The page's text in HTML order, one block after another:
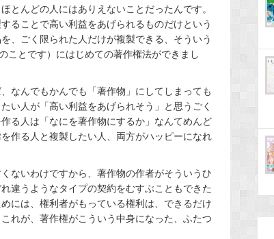
んどの人にはありえないことだったんです。
ることで高い利益をあげられるものだけという
、ごく限られた人だけが複製できる、そういう
ことです）にはじめての著作権法ができまし
なんでもかんでも「著作物」にしてしまっても
い人が「高い利益をあげられそう」と思うごく
る人は「なにを著作物にするか」なんてめんど
作る人と複製したい人、両方がハッピーになれ
ないわけですから、著作物の作者がそういうひ
違うようなタイプの契約をむすぶこともできた
には、権利者がもっている権利は、できるだけ
れが、著作権がこういう中身になった、ふたつ